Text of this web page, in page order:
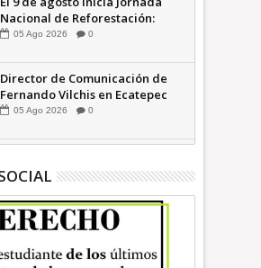
Nacional de Reforestación:
presidenta Sheinbaum +Video
05 Ago 2026 0
Director de Comunicación de
Fernando Vilchis en Ecatepec
financió publicaciones en redes
Cisneros: TEEM | INFORMATIVA
05 Ago 2026 0